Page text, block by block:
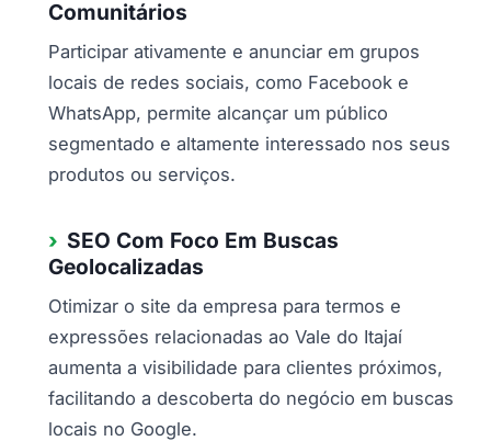
Comunitários
Participar ativamente e anunciar em grupos
locais de redes sociais, como Facebook e
WhatsApp, permite alcançar um público
segmentado e altamente interessado nos seus
produtos ou serviços.
SEO Com Foco Em Buscas
Geolocalizadas
Otimizar o site da empresa para termos e
expressões relacionadas ao Vale do Itajaí
aumenta a visibilidade para clientes próximos,
facilitando a descoberta do negócio em buscas
locais no Google.